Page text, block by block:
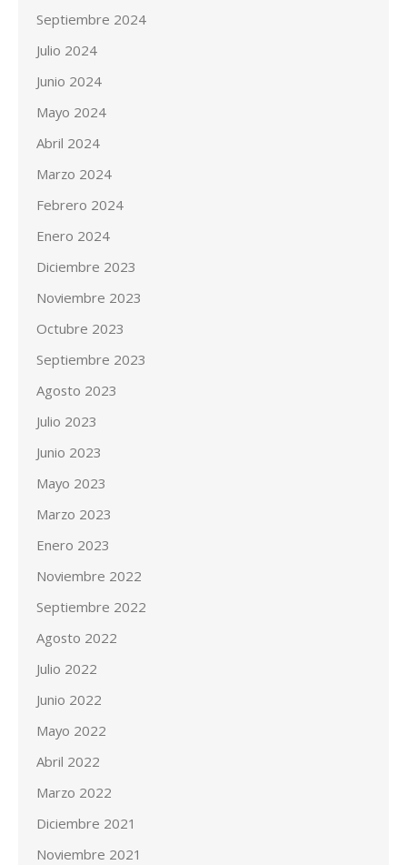
Septiembre 2024
Julio 2024
Junio 2024
Mayo 2024
Abril 2024
Marzo 2024
Febrero 2024
Enero 2024
Diciembre 2023
Noviembre 2023
Octubre 2023
Septiembre 2023
Agosto 2023
Julio 2023
Junio 2023
Mayo 2023
Marzo 2023
Enero 2023
Noviembre 2022
Septiembre 2022
Agosto 2022
Julio 2022
Junio 2022
Mayo 2022
Abril 2022
Marzo 2022
Diciembre 2021
Noviembre 2021